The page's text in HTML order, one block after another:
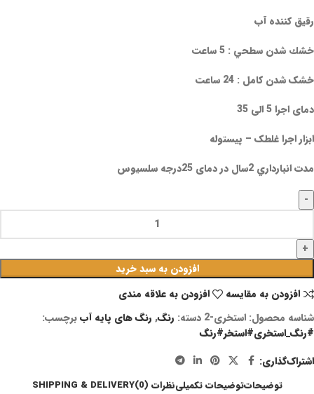
رقیق کننده آب
خشك شدن سطحي : 5 ساعت
خشک شدن کامل : 24 ساعت
دمای اجرا 5 الی 35
ابزار اجرا غلطک – پیستوله
مدت انبارداري 2سال در دمای 25درجه سلسيوس
افزودن به سبد خرید
افزودن به مقایسه
افزودن به علاقه مندی
شناسه محصول: استخری-2 دسته: رنگ, رنگ‌ های پایه آببرچسب:
#رنگ_استخری#استخر#رنگ
اشتراک‌گذاری:
توضیحاتتوضیحات تکمیلینظرات (0) SHIPPING & DELIVERY